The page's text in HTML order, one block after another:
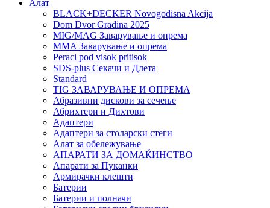
Алат
BLACK+DECKER Novogodisna Akcija
Dom Dvor Gradina 2025
MIG/MAG Заварување и опрема
MMA Заварување и опрема
Peraci pod visok pritisok
SDS-plus Секачи и Длета
Standard
TIG ЗАВАРУВАЊЕ И ОПРЕМА
Абразивни дискови за сечење
Абрихтери и Дихтови
Адаптери
Адаптери за столарски стеги
Алат за обележување
АПАРАТИ ЗА ДОМАЌИНСТВО
Апарати за Пуканки
Армирачки клешти
Батерии
Батерии и полначи